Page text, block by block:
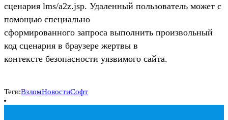
сценария lms/a2z.jsp. Удаленный пользователь может с
помощью специально
сформированного запроса выполнить произвольный
код сценария в браузере жертвы в
контексте безопасности уязвимого сайта.
Теги:ВзломНовостиСофт